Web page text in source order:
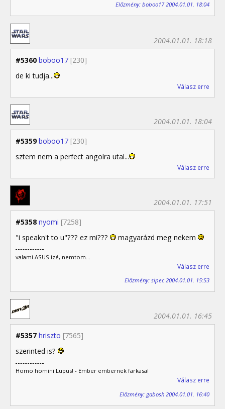
Előzmény: boboo17 2004.01.01. 18:04
#5360 boboo17 [230]
2004.01.01. 18:18
de ki tudja...
Válasz erre
#5359 boboo17 [230]
2004.01.01. 18:04
sztem nem a perfect angolra utal...
Válasz erre
#5358 nyomi [7258]
2004.01.01. 17:51
"i speakn't to u"??? ez mi??? magyarázd meg nekem
valami ASUS izé, nemtom...
Válasz erre
Előzmény: sipec 2004.01.01. 15:53
#5357 hriszto [7565]
2004.01.01. 16:45
szerinted is?
Homo homini Lupus! - Ember embernek farkasa!
Válasz erre
Előzmény: gabosh 2004.01.01. 16:40